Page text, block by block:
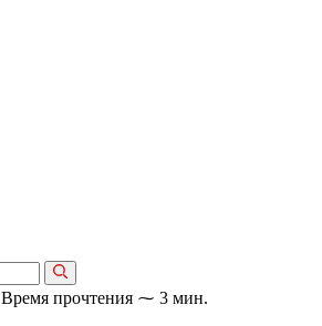
Время прочтения ⁓ 3 мин.